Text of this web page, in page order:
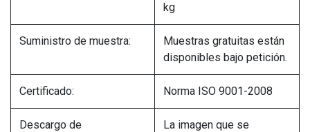
kg
Suministro de muestra:
Muestras gratuitas están
disponibles bajo petición.
Certificado: Norma ISO 9001-2008
Descargo de
La imagen que se